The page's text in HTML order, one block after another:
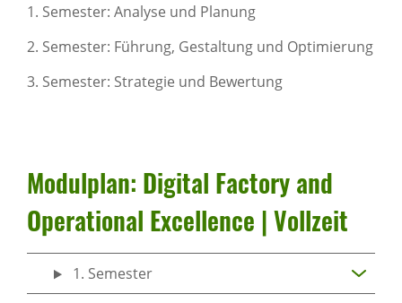
1. Semester: Analyse und Planung
2. Semester: Führung, Gestaltung und Optimierung
3. Semester: Strategie und Bewertung
Modul­plan: Digital Factory and
Opera­ti­onal Excel­lence | Voll­zeit
1. Semester